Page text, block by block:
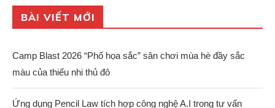
BÀI VIẾT MỚI
Camp Blast 2026 “Phố họa sắc” sân chơi mùa hè đầy sắc
màu của thiếu nhi thủ đô
Ứng dụng Pencil Law tích hợp công nghệ A.I trong tư vấn